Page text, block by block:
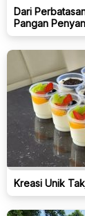
Dari
Pangan
Kreasi Unik